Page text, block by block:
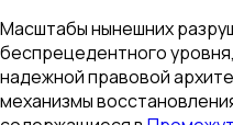
Масштабы нынешних
беспрецедентного
надежной правовой
механизмы